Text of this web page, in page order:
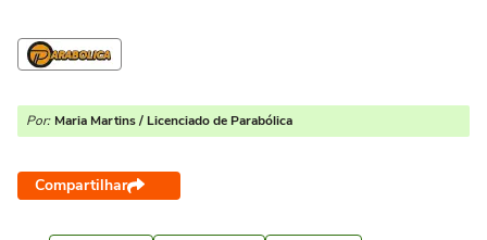
Por: Maria Martins / Licenciado de Parabólica
Compartilhar